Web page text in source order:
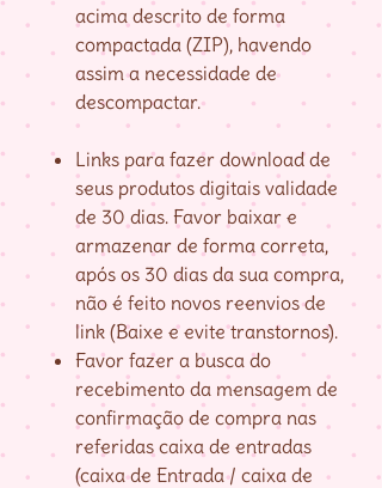
acima descrito de forma
compactada (ZIP), havendo
assim a necessidade de
descompactar.
Links para fazer download de
seus produtos digitais validade
de 30 dias. Favor baixar e
armazenar de forma correta,
após os 30 dias da sua compra,
não é feito novos reenvios de
link (Baixe e evite transtornos).
Favor fazer a busca do
recebimento da mensagem de
confirmação de compra nas
referidas caixa de entradas
(caixa de Entrada / caixa de